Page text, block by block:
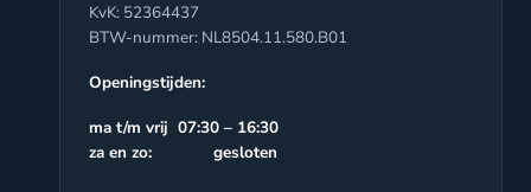
KvK: 52364437
BTW-nummer: NL8504.11.580.B01
Openingstijden:
ma t/m vrij 07:30 – 16:30
za en zo: gesloten